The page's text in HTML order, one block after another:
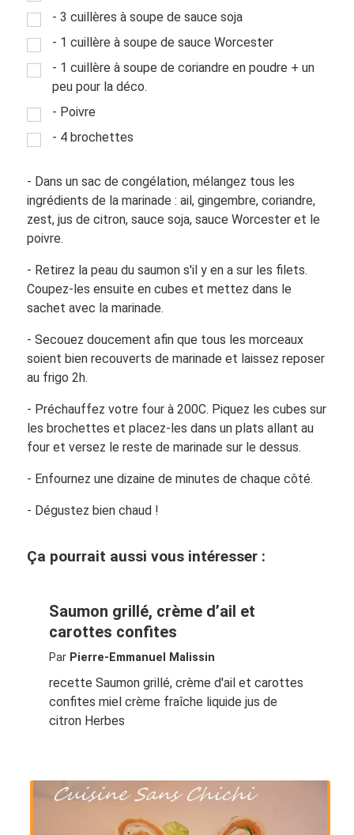
- 3 cuillères à soupe de sauce soja
- 1 cuillère à soupe de sauce Worcester
- 1 cuillère à soupe de coriandre en poudre + un
peu pour la déco.
- Poivre
- 4 brochettes
- Dans un sac de congélation, mélangez tous les
ingrédients de la marinade : ail, gingembre, coriandre,
zest, jus de citron, sauce soja, sauce Worcester et le
poivre.
- Retirez la peau du saumon s'il y en a sur les filets.
Coupez-les ensuite en cubes et mettez dans le
sachet avec la marinade.
- Secouez doucement afin que tous les morceaux
soient bien recouverts de marinade et laissez reposer
au frigo 2h.
- Préchauffez votre four à 200C. Piquez les cubes sur
les brochettes et placez-les dans un plats allant au
four et versez le reste de marinade sur le dessus.
- Enfournez une dizaine de minutes de chaque côté.
- Dégustez bien chaud !
Ça pourrait aussi vous intéresser :
Saumon grillé, crème d’ail et
carottes confites
Par Pierre-Emmanuel Malissin
recette Saumon grillé, crème d'ail et carottes
confites miel crème fraîche liquide jus de
citron Herbes